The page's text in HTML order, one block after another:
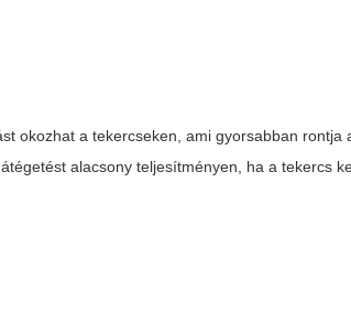
okozhat a tekercseken, ami gyorsabban rontja
alacsony teljesítményen, ha a tekercs